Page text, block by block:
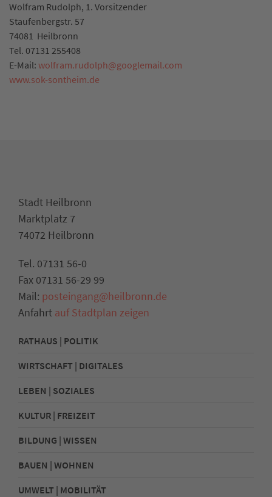
Wolfram Rudolph, 1. Vorsitzender
Staufenbergstr. 57
74081 Heilbronn
Tel. 07131 255408
E-Mail: wolfram.rudolph@googlemail.com
www.sok-sontheim.de
Stadt Heilbronn
Marktplatz 7
74072 Heilbronn
Tel. 07131 56-0
Fax 07131 56-29 99
Mail: posteingang@heilbronn.de
Anfahrt auf Stadtplan zeigen
RATHAUS | POLITIK
WIRTSCHAFT | DIGITALES
LEBEN | SOZIALES
KULTUR | FREIZEIT
BILDUNG | WISSEN
BAUEN | WOHNEN
UMWELT | MOBILITÄT